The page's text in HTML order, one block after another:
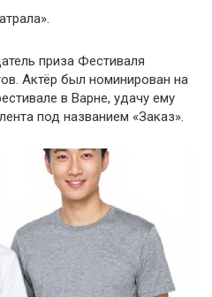
приза Фестиваля
Актёр был номинирован на
в Варне, удачу ему
под названием «Заказ».